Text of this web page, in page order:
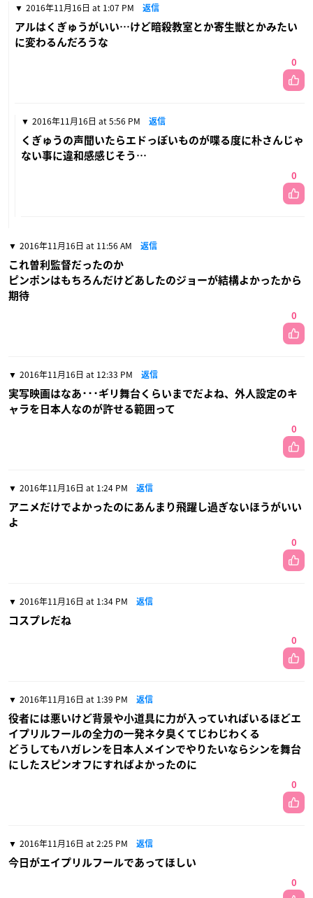
2016年11月16日 at 1:07 PM 返信
アルはくぎゅうがいい…けど暗殺教室とか寄生獣とかみたい
に変わるんだろうな
0
2016年11月16日 at 5:56 PM 返信
くぎゅうの声聞いたらエドっぽいものが喋る度に朴さんじゃ
ない事に違和感感じそう…
0
2016年11月16日 at 11:56 AM 返信
これ曽利監督だったのか
ピンポンはもちろんだけどあしたのジョーが結構よかったから
期待
0
2016年11月16日 at 12:33 PM 返信
実写映画はなあ･･･ギリ舞台くらいまでだよね、外人設定のキ
ャラを日本人なのが許せる範囲って
0
2016年11月16日 at 1:24 PM 返信
アニメだけでよかったのにあんまり飛躍し過ぎないほうがいい
よ
0
2016年11月16日 at 1:34 PM 返信
コスプレだね
0
2016年11月16日 at 1:39 PM 返信
役者には悪いけど背景や小道具に力が入っていればいるほどエ
イプリルフールの全力の一発ネタ臭くてじわじわくる
どうしてもハガレンを日本人メインでやりたいならシンを舞台
にしたスピンオフにすればよかったのに
0
2016年11月16日 at 2:25 PM 返信
今日がエイプリルフールであってほしい
0